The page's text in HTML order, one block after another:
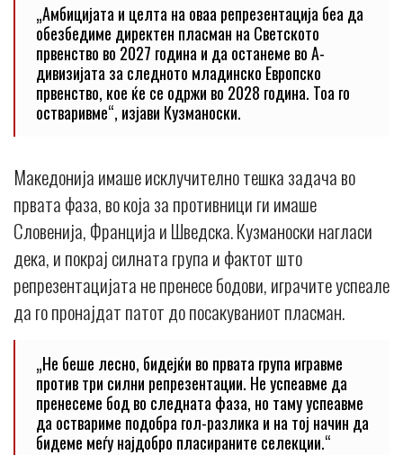
„Амбицијата и целта на оваа репрезентација беа да
обезбедиме директен пласман на Светското
првенство во 2027 година и да останеме во А-
дивизијата за следното младинско Европско
првенство, кое ќе се одржи во 2028 година. Тоа го
остваривме“, изјави Кузманоски.
Македонија имаше исклучително тешка задача во
првата фаза, во која за противници ги имаше
Словенија, Франција и Шведска. Кузманоски нагласи
дека, и покрај силната група и фактот што
репрезентацијата не пренесе бодови, играчите успеале
да го пронајдат патот до посакуваниот пласман.
„Не беше лесно, бидејќи во првата група игравме
против три силни репрезентации. Не успеавме да
пренесеме бод во следната фаза, но таму успеавме
да оствариме подобра гол-разлика и на тој начин да
бидеме меѓу најдобро пласираните селекции.“